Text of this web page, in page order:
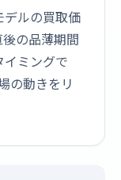
デルの買取価
の品薄期間
ミングで
の動きをリ